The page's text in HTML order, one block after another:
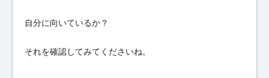
自分に向いているか？
それを確認してみてくださいね。